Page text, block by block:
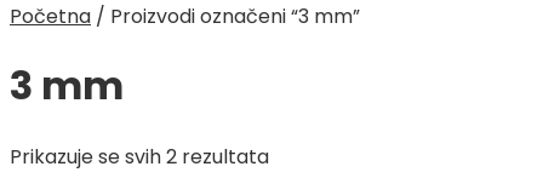
Početna / Proizvodi označeni “3 mm”
3 mm
Prikazuje se svih 2 rezultataPoredano